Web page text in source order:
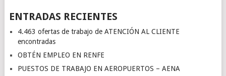
ENTRADAS RECIENTES
4.463 ofertas de trabajo de ATENCIÓN AL CLIENTE
encontradas
OBTÉN EMPLEO EN RENFE
PUESTOS DE TRABAJO EN AEROPUERTOS – AENA